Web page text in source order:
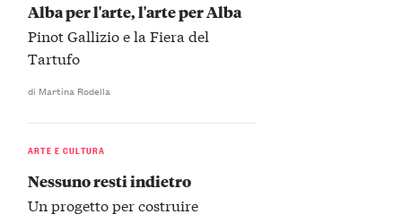
Alba per l'arte, l'arte per Alba
Pinot Gallizio e la Fiera del
Tartufo
di Martina Rodella
ARTE E CULTURA
Nessuno resti indietro
Un progetto per costruire